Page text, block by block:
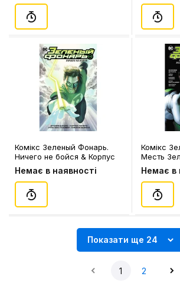
Комікс Зеленый Фонарь.
Ничего не бойся & Корпус
Зеленых Фонарей.
Перезарядка, (143708)
Немає в наявності
Комікс
Месть
Джордан,
Немає в
Показати ще 24
1 2